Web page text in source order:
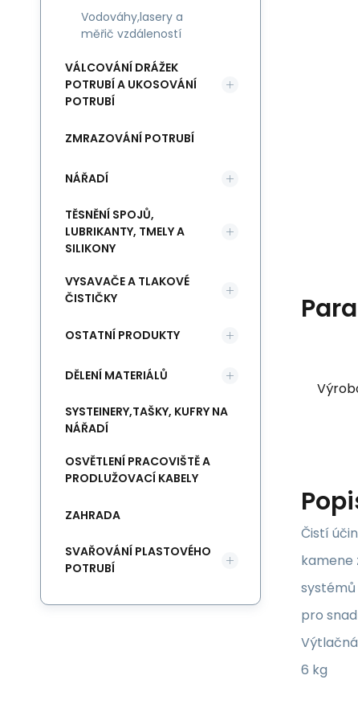
Čistí
kamene
systémů
pro
6 kg
Vodováhy,lasery a
měřič vzdáleností
VÁLCOVÁNÍ DRÁŽEK
POTRUBÍ A UKOSOVÁNÍ
POTRUBÍ
ZMRAZOVÁNÍ POTRUBÍ
NÁŘADÍ
TĚSNĚNÍ SPOJŮ,
LUBRIKANTY, TMELY A
SILIKONY
VYSAVAČE A TLAKOVÉ
ČISTIČKY
OSTATNÍ PRODUKTY
DĚLENÍ MATERIÁLŮ
SYSTEINERY,TAŠKY, KUFRY NA
NÁŘADÍ
OSVĚTLENÍ PRACOVIŠTĚ A
PRODLUŽOVACÍ KABELY
ZAHRADA
SVAŘOVÁNÍ PLASTOVÉHO
POTRUBÍ